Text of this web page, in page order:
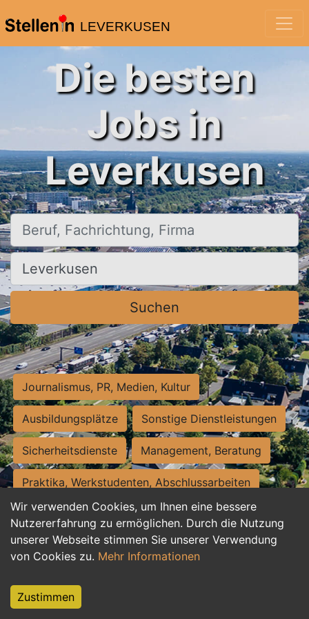
LEVERKUSEN
Wir verwenden Cookies, um Ihnen eine bessere
Nutzererfahrung zu ermöglichen. Durch die Nutzung
unserer Webseite stimmen Sie unserer Verwendung
von Cookies zu. Mehr Informationen
Zustimmen
Die besten
Jobs in
Leverkusen
Beruf, Fachrichtung, Firma
Ort, Stadt
Suchen
Journalismus, PR, Medien, Kultur
Ausbildungsplätze Sonstige Dienstleistungen
Sicherheitsdienste Management, Beratung
Praktika, Werkstudenten, Abschlussarbeiten
Personalwesen Assistenz, Sekretariat
Hilfskräfte, Aushilfs- und Nebenjobs
Weiterbildung, Studium, duale Ausbildung